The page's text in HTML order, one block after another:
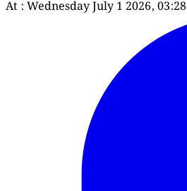
At : Wednesday July 1 2026, 03:28